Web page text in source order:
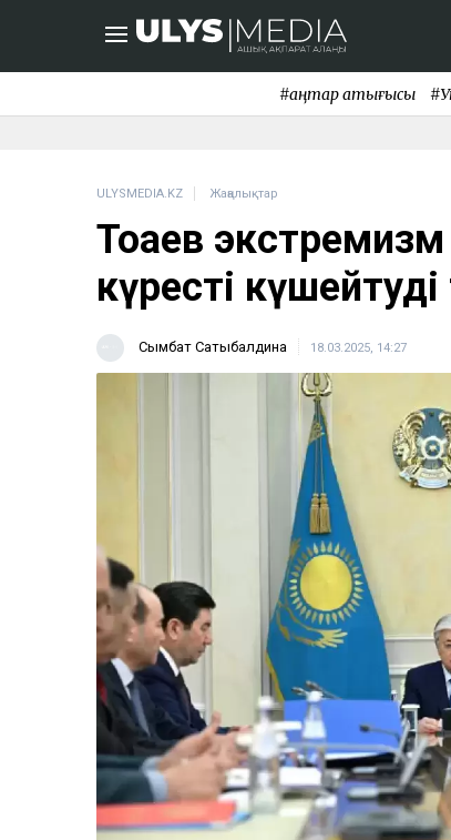
#қаңтар қақтығысы
ULYSMEDIA.KZ Жаңалықтар
Тоқаев
күресті
Сымбат Сатыбалдина 18.03.2025, 14:27